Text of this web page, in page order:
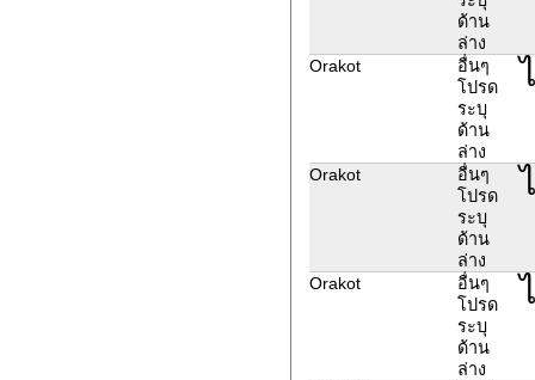
ด้าน
ล่าง
Orakot
อื่นๆ
โปรด
ระบุ
ด้าน
ล่าง
Orakot
อื่นๆ
โปรด
ระบุ
ด้าน
ล่าง
Orakot
อื่นๆ
โปรด
ระบุ
ด้าน
ล่าง